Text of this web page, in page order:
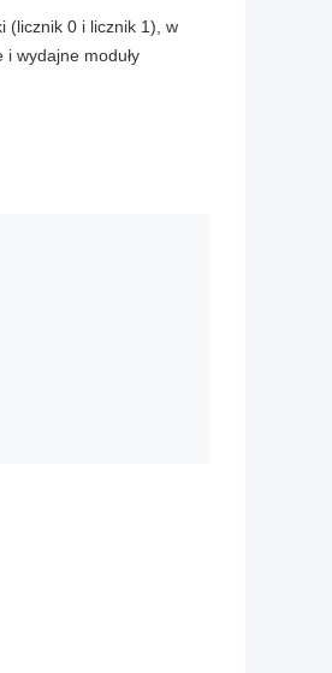
(licznik 0 i licznik 1), w
wydajne moduły